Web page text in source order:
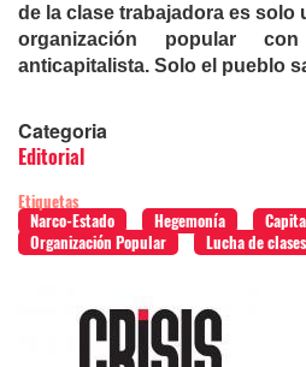
de la clase trabajadora es solo
organización popular
anticapitalista. Solo el pueblo
Categoria
Editorial
Etiquetas
Narco-Estado
Hegemonía
Organización Popular
Lucha de clases